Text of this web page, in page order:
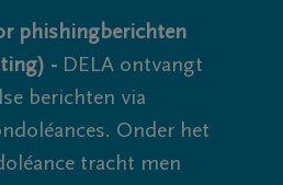
phishingberichten
- DELA ontvangt
berichten via
Onder het
tracht men